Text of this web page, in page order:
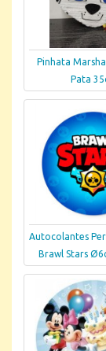
Pinhata
Pata
Autocolantes
Brawl Stars